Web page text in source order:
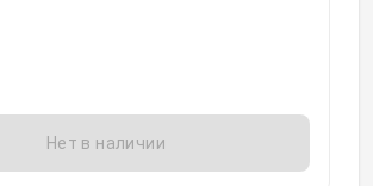
Нет в наличии